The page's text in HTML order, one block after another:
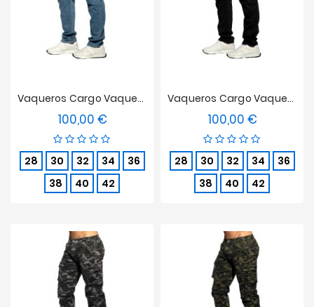
Vaqueros Cargo Vaqueros - Azul
100,00 €Precio
28 30 32 34
36
38
40 42
Vaqueros Cargo Vaqueros - Negros
100,00 €Precio
28 30 32 34
36
38
40 42